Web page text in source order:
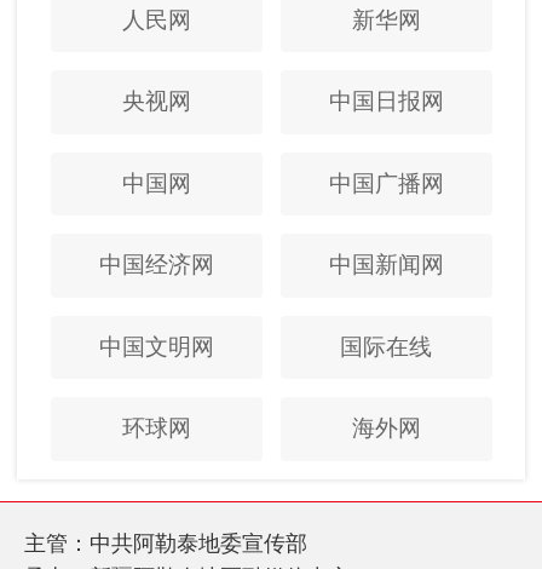
人民网 新华网
央视网 中国日报网
中国网 中国广播网
中国经济网 中国新闻网
中国文明网 国际在线
环球网 海外网
主管：中共阿勒泰地委宣传部